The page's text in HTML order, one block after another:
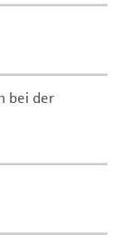
bei der